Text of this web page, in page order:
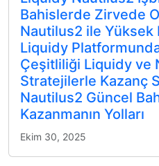
Bahislerde Zirvede
Nautilus2 ile Yüksek
Liquidy
Çeşitliliği Liquidy ve
Stratejilerle Kazanç
Nautilus2 Güncel
Kazanmanın Yolları
Ekim 30, 2025